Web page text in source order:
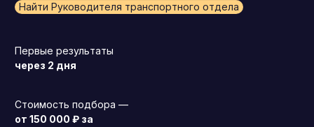
Найти Руководителя транспортного отдела
Первые результаты
через 2 дня
Стоимость подбора —
от 150 000 ₽ за